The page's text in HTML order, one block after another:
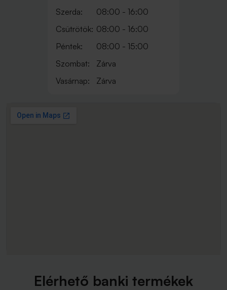
Szerda:
08:00 - 16:00
Csütrötök: 08:00 - 16:00
Péntek:
08:00 - 15:00
Szombat:
Zárva
Vasárnap:
Zárva
Elérhető banki termékek